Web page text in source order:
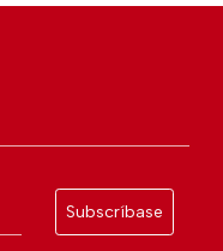
Subscríbase